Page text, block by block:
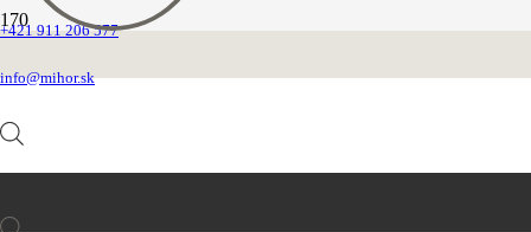
+421 911 206 577
info@mihor.sk
Domovská stránka
Nylonové
Obojok nylonový